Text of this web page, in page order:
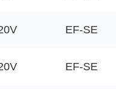
EF-SE
EF-SE